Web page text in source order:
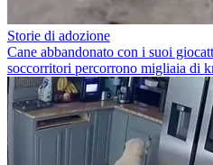
Storie di adozione
Cane abbandonato con i suoi
soccorritori percorrono migliaia di